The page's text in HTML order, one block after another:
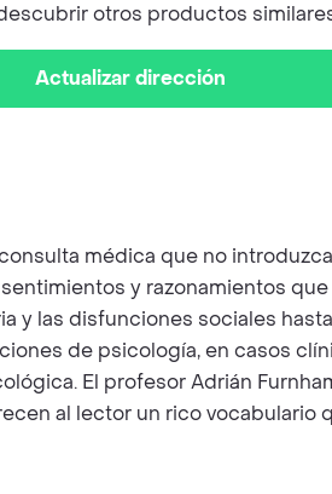
otros productos
Actualizar dirección
médica que no
y razonamientos
y las disfunciones sociales
de psicología, en casos
El profesor Adrián
al lector un rico vocabulario